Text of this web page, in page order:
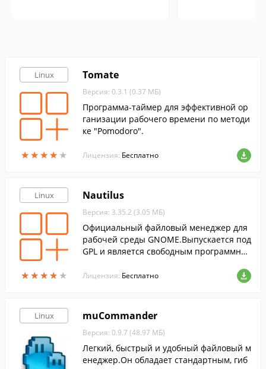
Linux
★★★★ ★
★★★★ ★
Tomate
Версия: 0.3.1 (0.37 МБ)
Программа-таймер для эффективной ор
ганизации рабочего времени по методи
ке "Pomodoro".
Лицензия: Бесплатно
Linux
★★★★ ★
★★★★ ★
Nautilus
Версия: 3.35.2 (3.05 МБ)
Официальный файловый менеджер для
рабочей среды GNOME.Выпускается под
GPL и является свободным программны
Лицензия: Бесплатно
Linux muCommander
Версия: 0.9.7 (48.97 МБ)
Легкий, быстрый и удобный файловый м
енеджер.Он обладает стандартным, гиб